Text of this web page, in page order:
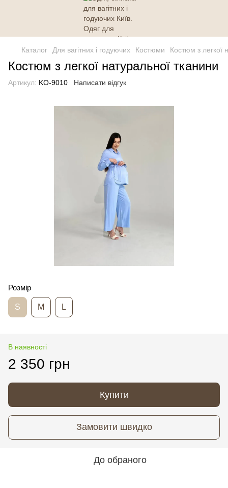
Каталог Для вагітних і годуючих Костюми Костюм з легкої
Костюм з легкої натуральної тканини
Артикул: KO-9010 Написати відгук
Розмір
S M L
В наявності
2 350 грн
Купити
Замовити швидко
До обраного